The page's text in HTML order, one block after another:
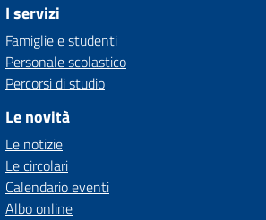
I servizi
Famiglie e studenti
Personale scolastico
Percorsi di studio
Le novità
Le notizie
Le circolari
Calendario eventi
Albo online